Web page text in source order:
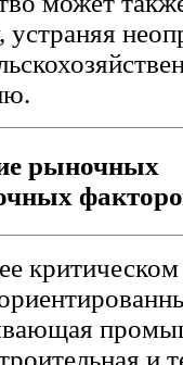
устраняя
рыночных